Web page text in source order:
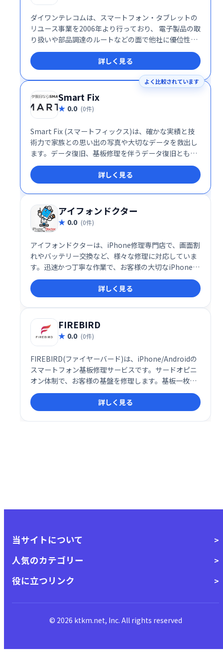
ダイワンテレコムは、スマートフォン・タブレットの
リユース事業を2006年より行っており、 電子製品の取
り扱いや部品調達のルートなどの面で他社に優位性を
持っています。
詳しく見る
よく比較されています
Smart Fix
0.0 (0件)
Smart Fix (スマートフィックス)は、確かな実績と技
術力で家族との思い出の写真や大切なデータを救出し
ます。データ復旧、基板修理を伴うデータ復旧ともに
対応が可能です。
詳しく見る
アイフォンドクター
0.0 (0件)
アイフォンドクターは、iPhone修理専門店で、画面割
れやバッテリー交換など、様々な修理に対応していま
す。迅速かつ丁寧な作業で、お客様の大切なiPhoneを
元の状態に復旧させます。全国に多数の店舗を展開し
ており、利便性も抜群です。 お困りの際は、お気軽に
ご相談ください。
詳しく見る
FIREBIRD
0.0 (0件)
FIREBIRD(ファイヤーバード)は、iPhone/Androidの
スマートフォン基板修理サービスです。サードオピニ
オン体制で、お客様の基盤を修理します。基板一枚に
つき、３名の專門技師が修理対応するので高い復旧復
元率を実現しているのが特徴です。
詳しく見る
当サイトについて
人気のカテゴリー
役に立つリンク
© 2026 ktkm.net, Inc. All rights reserved